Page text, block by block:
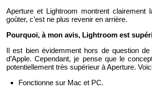
Aper­ture et Ligh­troom montrent clai­re­ment
goû­ter, c’est ne plus re­ve­nir en ar­rière.
Pour­quoi, à mon avis, Ligh­troom est
Il est bien évi­dem­ment hors de ques­tion de
d’Apple. Ce­pen­dant, je pense que le
po­ten­tiel­le­ment très su­pé­rieur à Aper­ture.
Fonc­tionne sur Mac et PC.